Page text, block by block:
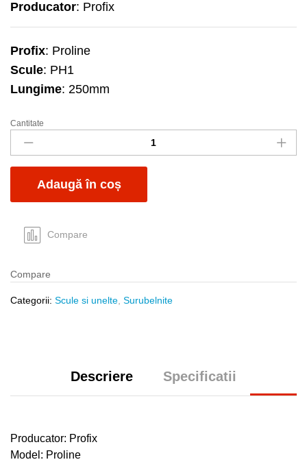
Producator: Profix
Profix: Proline
Scule: PH1
Lungime: 250mm
Surubelnita
soft
PH1x250mm
quantity
Cantitate
Adaugă în coș
Compare
Compare
Categorii: Scule si unelte, Surubelnite
Descriere Specificatii
Producator: Profix
Model: Proline